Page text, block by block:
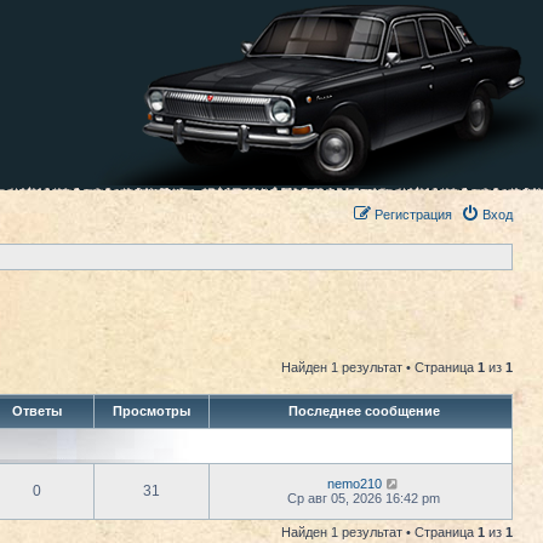
Вход
Регистрация
Найден 1 результат • Страница 1 из 1
Ответы Просмотры Последнее сообщение
0 31
nemo210
Ср авг 05, 2026 16:42 pm
Найден 1 результат • Страница 1 из 1